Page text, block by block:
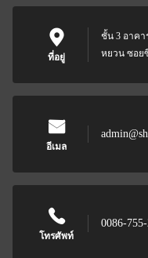
ที่อยู่
ชั้น 3 อาคา
หยวน ซอย
อีเมล
โทรศัพท์
0086-